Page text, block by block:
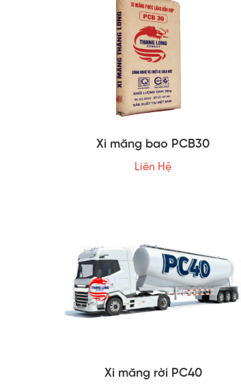
Xi măng bao PCB30
Liên Hệ
Xi măng rời PC40